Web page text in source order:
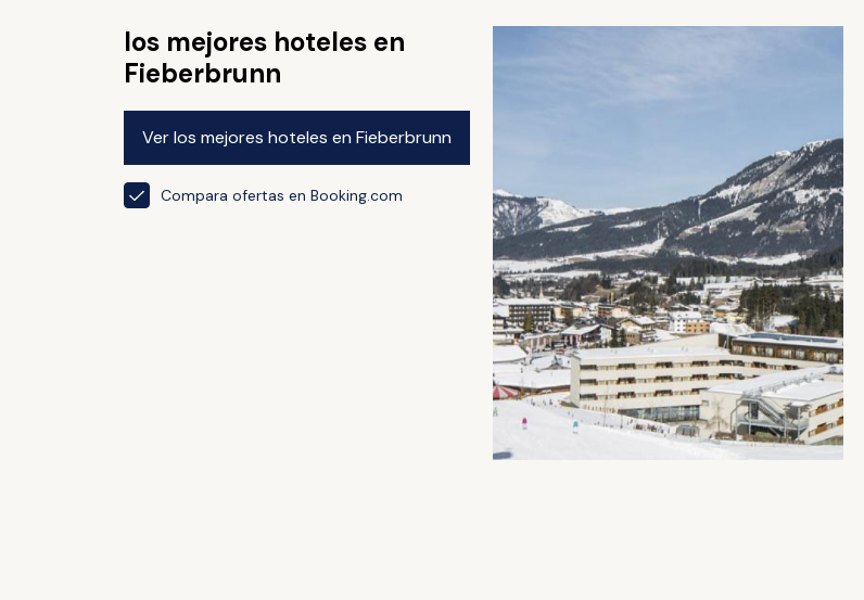
los mejores hoteles en
Fieberbrunn
Ver los mejores hoteles en Fieberbrunn
Compara ofertas en Booking.com